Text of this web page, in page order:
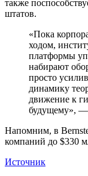
также
штатов.
«Пока
ходом,
платформы
набирают
просто
динамику
движение к
будущему»,
Напомним, в
компаний до $330
Источник